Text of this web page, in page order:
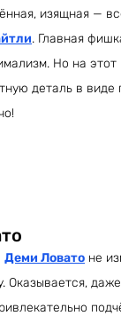
изящная —
. Главная
Но на
деталь в виде
Деми Ловато не
Оказывается,